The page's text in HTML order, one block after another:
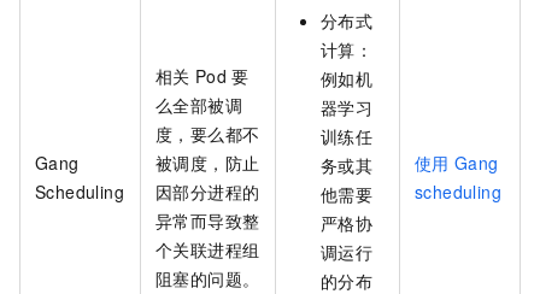
Gang
Scheduling
相关 Pod 要
么全部被调
度，要么都不
被调度，防止
因部分进程的
异常而导致整
个关联进程组
阻塞的问题。
分布式
计算：
例如机
器学习
训练任
务或其
他需要
严格协
调运行
的分布
使用 Gang
scheduling